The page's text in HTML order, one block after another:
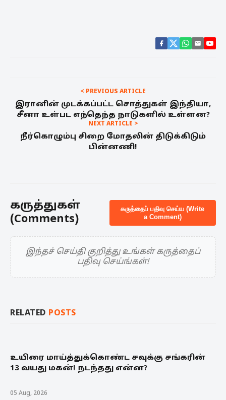
< PREVIOUS ARTICLE
இரானின் முடக்கப்பட்ட சொத்துகள் இந்தியா,
சீனா உள்பட எந்தெந்த நாடுகளில் உள்ளன?
NEXT ARTICLE >
நீர்கொழும்பு சிறை மோதலின் திடுக்கிடும்
பின்னணி!
கருத்துகள்
(Comments)
கருத்தைப் பதிவு செய்ய (Write
a Comment)
இந்தச் செய்தி குறித்து உங்கள் கருத்தைப்
பதிவு செய்ங்கள்!
RELATED POSTS
உயிரை மாய்த்துக்கொண்ட சவுக்கு சங்கரின்
13 வயது மகன்! நடந்தது என்ன?
05 Aug, 2026